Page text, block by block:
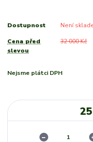
Dostupnost Není
Cena před
slevou
32 000 Kč
Nejsme plátci DPH